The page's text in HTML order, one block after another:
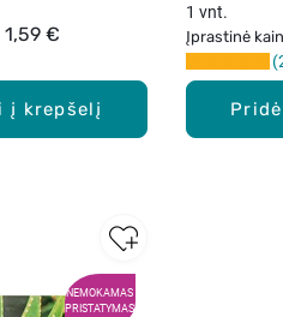
į krepšelį
1,59 €
1 vnt.
Įprastinė
NEMOKAMAS
PRISTATYMAS